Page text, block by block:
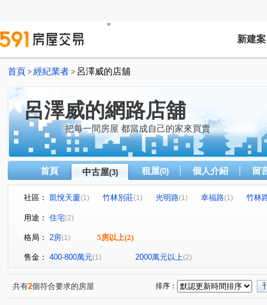
新建案
首頁 > 經紀業者 > 呂澤威的店舖
呂澤威的網路店舖
把每一間房屋 都當成自己的家來買賣
首頁 中古屋(3) 租屋(0) 個人介紹 留
社區： 凱悅天廈(1) 竹林別莊(1) 光明路(1) 幸福路(1) 竹林
用途： 住宅(2)
格局： 2房(1) 5房以上(2)
售金： 400-800萬元(1) 2000萬元以上(2)
共有2個符合要求的房屋 排序：